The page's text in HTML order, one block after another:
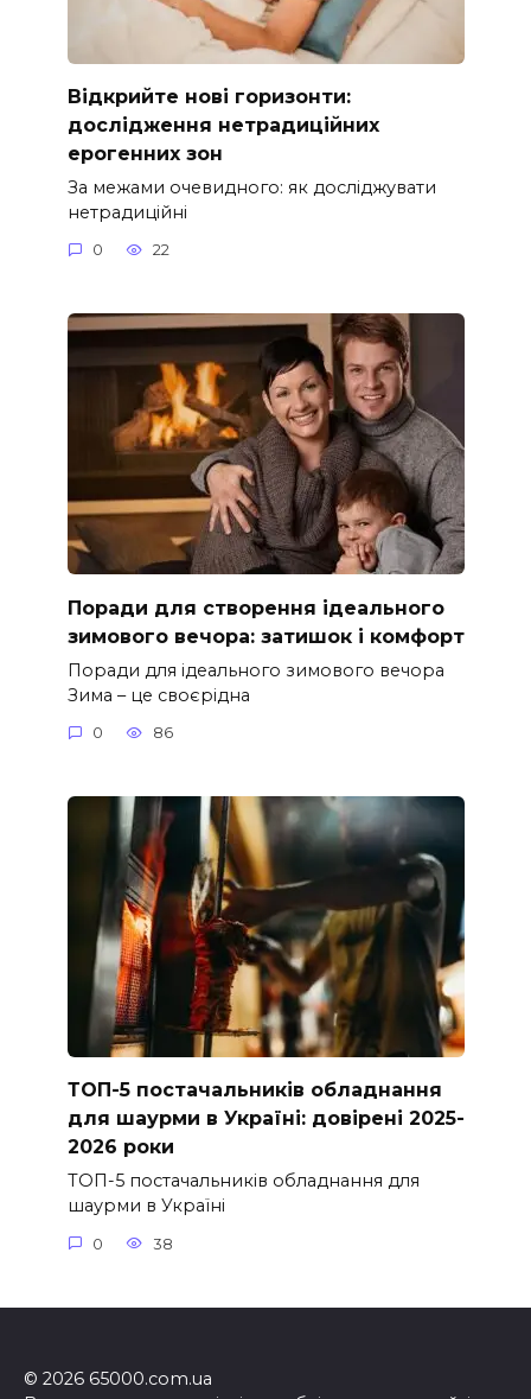
Відкрийте нові горизонти:
дослідження нетрадиційних
ерогенних зон
За межами очевидного: як досліджувати
нетрадиційні
0 22
Поради для створення ідеального
зимового вечора: затишок і комфорт
Поради для ідеального зимового вечора
Зима – це своєрідна
0 86
ТОП-5 постачальників обладнання
для шаурми в Україні: довірені 2025-
2026 роки
ТОП-5 постачальників обладнання для
шаурми в Україні
0 38
© 2026 65000.com.ua